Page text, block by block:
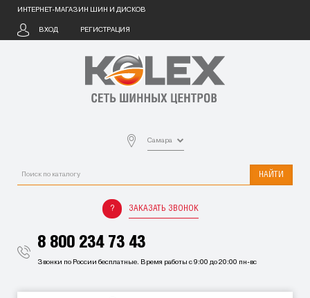
ИНТЕРНЕТ-МАГАЗИН ШИН И ДИСКОВ
ВХОД РЕГИСТРАЦИЯ
Самара
НАЙТИ
ЗАКАЗАТЬ ЗВОНОК
8 800 234 73 43
Звонки по России бесплатные. Время работы с 9:00 до 20:00 пн-вс